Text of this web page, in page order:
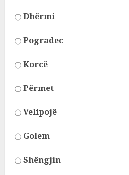
Dhërmi
Pogradec
Korcë
Përmet
Velipojë
Golem
Shëngjin